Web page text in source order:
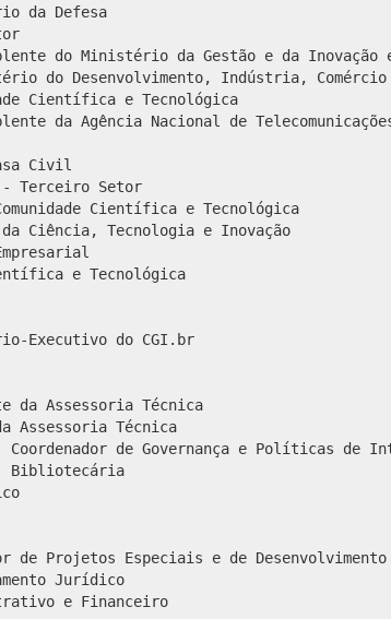
da Defesa
do Ministério da Gestão e da Inovação
do Desenvolvimento, Indústria,
Científica e Tecnológica
da Agência Nacional de
Civil
- Terceiro Setor
Científica e Tecnológica
Ciência, Tecnologia e Inovação
e Tecnológica
Executivo do CGI.br
da Assessoria Técnica
Assessoria Técnica
de Governança e Políticas de
- Bibliotecária
Projetos Especiais e de Desenvolvimento
Jurídico
e Financeiro